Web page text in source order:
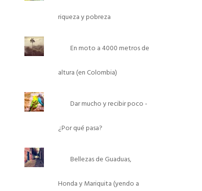
riqueza y pobreza
En moto a 4000 metros de
altura (en Colombia)
Dar mucho y recibir poco -
¿Por qué pasa?
Bellezas de Guaduas,
Honda y Mariquita (yendo a